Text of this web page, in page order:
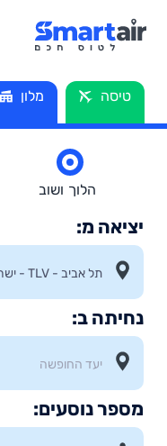
טיסה מלון
הלוך ושוב
יציאה מ:
נחיתה ב:
מספר נוסעים: